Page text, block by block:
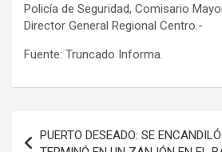
Policía de Seguridad, Comisario
Director General Regional Centro.-
Fuente: Truncado Informa.
PUERTO DESEADO: SE